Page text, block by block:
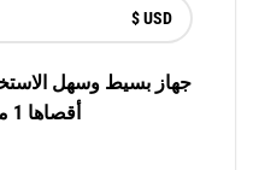
جهاز بسيط وسهل
أقصاها 1 متر تحت الأرض